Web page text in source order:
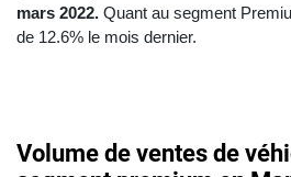
mars 2022. Quant au segment
de 12.6% le mois dernier.